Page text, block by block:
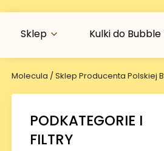
Sklep Kulki do Bubble
Molecula / Sklep Producenta Polskiej
PODKATEGORIE I
FILTRY